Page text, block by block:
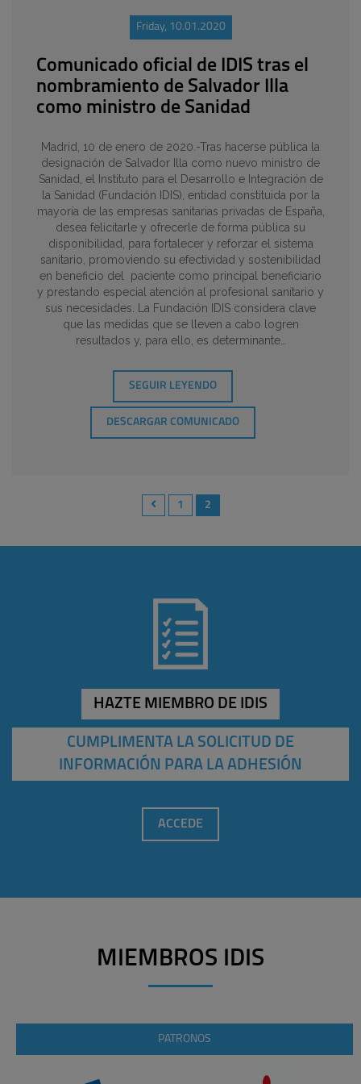
Friday, 10.01.2020
Comunicado oficial de IDIS tras el
nombramiento de Salvador Illa
como ministro de Sanidad
Madrid, 10 de enero de 2020.-Tras hacerse pública la
designación de Salvador Illa como nuevo ministro de
Sanidad, el Instituto para el Desarrollo e Integración de
la Sanidad (Fundación IDIS), entidad constituida por la
mayoría de las empresas sanitarias privadas de España,
desea felicitarle y ofrecerle de forma pública su
disponibilidad, para fortalecer y reforzar el sistema
sanitario, promoviendo su efectividad y sostenibilidad
en beneficio del paciente como principal beneficiario
y prestando especial atención al profesional sanitario y
sus necesidades. La Fundación IDIS considera clave
que las medidas que se lleven a cabo logren
resultados y, para ello, es determinante…
SEGUIR LEYENDO
DESCARGAR COMUNICADO
1 2
HAZTE MIEMBRO DE IDIS
CUMPLIMENTA LA SOLICITUD DE
INFORMACIÓN PARA LA ADHESIÓN
ACCEDE
MIEMBROS IDIS
PATRONOS